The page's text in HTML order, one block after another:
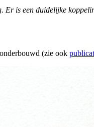
is een duidelijke
(zie ook